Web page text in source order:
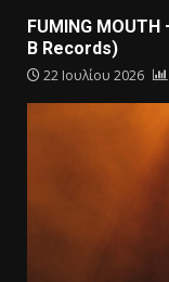
FUMING
B Records)
22 Ιουλίου 2026